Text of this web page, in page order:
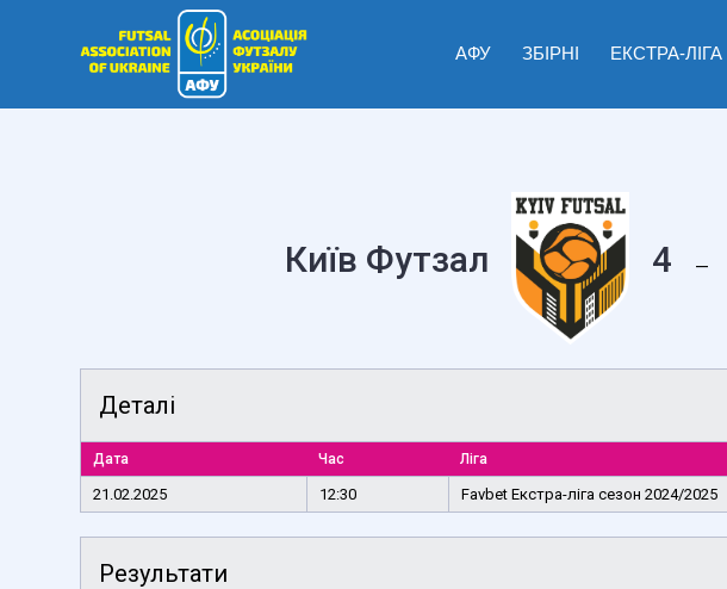
АФУ ЗБІРНІ ЕКСТРА-ЛІГА
Київ Футзал 4 —
Деталі
Дата Час Ліга
21.02.2025 12:30 Favbet Екстра-ліга сезон 2024/2025
Результати